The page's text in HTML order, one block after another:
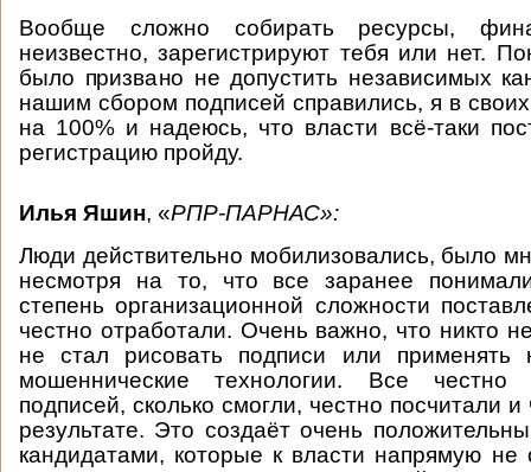
Вообще сложно собирать ресурсы,
неизвестно, зарегистрируют тебя или нет.
было призвано не допустить независимых
нашим сбором подписей справились, я в
на 100% и надеюсь, что власти всё-таки
регистрацию пройду.
Илья Яшин, «РПР-ПАРНАС»:
Люди действительно мобилизовались, было
несмотря на то, что все заранее
степень организационной сложности
честно отработали. Очень важно, что никто
не стал рисовать подписи или применять
мошеннические технологии. Все честно
подписей, сколько смогли, честно посчитали
результате. Это создаёт очень
кандидатами, которые к власти напрямую не